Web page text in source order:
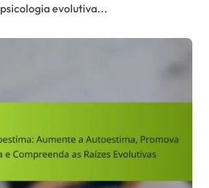
psicologia evolutiva...